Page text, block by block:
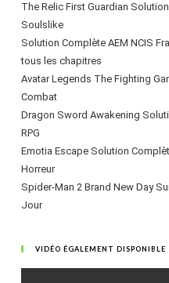
The Relic First Guardian
Soulslike
Solution Complète AEM NCIS
tous les chapitres
Avatar Legends The Fighting
Combat
Dragon Sword Awakening
RPG
Emotia Escape Solution
Horreur
Spider-Man 2 Brand New Day
Jour
VIDÉO ÉGALEMENT DISPONIBLE